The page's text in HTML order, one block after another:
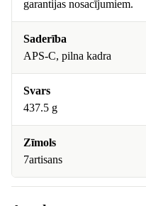
garantijas nosacījumiem.
Saderība
APS-C, pilna kadra
Svars
437.5 g
Zīmols
7artisans